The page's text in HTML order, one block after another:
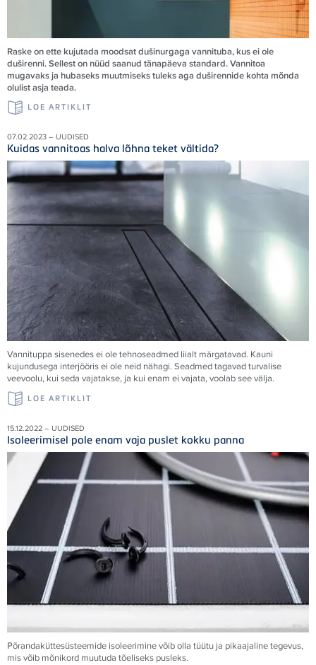
Raske on ette kujutada moodsat dušinurgaga vannituba, kus ei ole
duširenni. Sellest on nüüd saanud tänapäeva standard. Vannitoa
mugavaks ja hubaseks muutmiseks tuleks aga duširennide kohta mõnda
olulist asja teada.
LOE ARTIKLIT
07.02.2023 – UUDISED
Kuidas vannitoas halva lõhna teket vältida?
Vannituppa sisenedes ei ole tehnoseadmed liialt märgatavad. Kauni
kujundusega interjööris ei ole neid nähagi. Seadmed tagavad turvalise
veevoolu, kui seda vajatakse, ja kui enam ei vajata, voolab see välja.
LOE ARTIKLIT
15.12.2022 – UUDISED
Isoleerimisel pole enam vaja puslet kokku panna
Põrandaküttesüsteemide isoleerimine võib olla tüütu ja pikaajaline tegevus,
mis võib mõnikord muutuda tõeliseks pusleks.